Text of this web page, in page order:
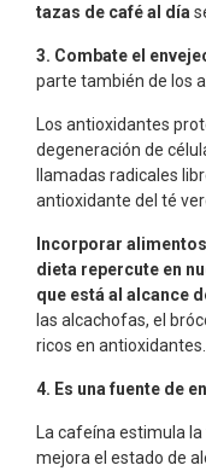
tazas de café al día
3. Combate el
parte también de los
Los antioxidantes
degeneración de
llamadas radicales
antioxidante del té
Incorporar
dieta repercute en
que está al alcance
las alcachofas, el
ricos en antioxidantes.
4. Es una fuente de
La cafeína estimula
mejora el estado de